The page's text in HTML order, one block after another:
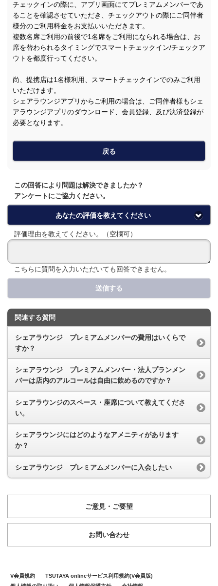
チェックインの際に、アプリ画面にてプレミアムメンバーであ
ることを確認させていただき、チェックアウトの際にご同伴者
様分のご利用料金をお支払いいただきます。
複数名席ご利用の前後で1名席をご利用になられる場合は、お
席を替わられるタイミングでスマートチェックイン/チェックア
ウトを都度行ってください。
尚、提携店は1名様利用、スマートチェックインでのみご利用
いただけます。
シェアラウンジアプリからご利用の場合は、ご同伴者様もシェ
アラウンジアプリのダウンロード、会員登録、及び決済登録が
必要となります。
戻る
この回答により問題は解決できましたか？
アンケートにご協力ください。
あなたの評価を教えてください
評価理由を教えてください。（空欄可）
こちらに質問を入力いただいても回答できません。
送信する
関連する質問
シェアラウンジ プレミアムメンバーの費用はいくらで
すか？
シェアラウンジ プレミアムメンバー・法人プランメン
バーは店内のアルコールは自由に飲めるのですか？
シェアラウンジのスペース・座席について教えてくださ
い。
シェアラウンジにはどのようなアメニティがあります
か？
シェアラウンジ プレミアムメンバーに入会したい
ご意見・ご要望
お問い合わせ
V会員規約
TSUTAYA onlineサービス利用規約(V会員版)